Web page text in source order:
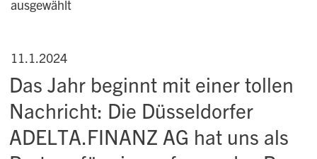
11.1.2024
Das Jahr beginnt mit einer tollen
Nachricht: Die Düsseldorfer
ADELTA.FINANZ AG hat uns als